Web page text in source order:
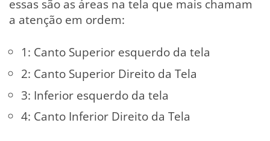
essas são as áreas na tela que mais chamam
a atenção em ordem:
1: Canto Superior esquerdo da tela
2: Canto Superior Direito da Tela
3: Inferior esquerdo da tela
4: Canto Inferior Direito da Tela